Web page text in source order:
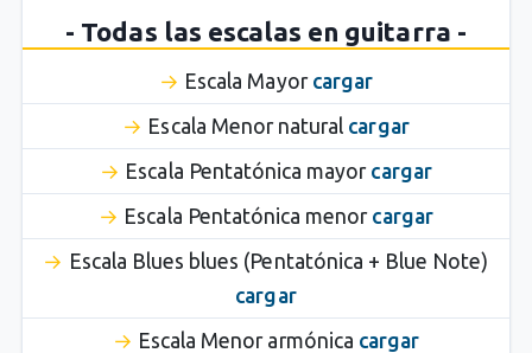
- Todas las escalas en guitarra -
Escala Mayor cargar
Escala Menor natural cargar
Escala Pentatónica mayor cargar
Escala Pentatónica menor cargar
Escala Blues blues (Pentatónica + Blue Note)
cargar
Escala Menor armónica cargar